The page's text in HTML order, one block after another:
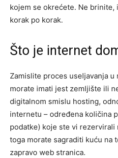
kojem se okrećete. Ne brinite,
korak po korak.
Što je internet
Zamislite proces useljavanja u
morate imati jest zemljište ili
digitalnom smislu hosting,
internetu – određena količina
podatke) koje ste vi rezervirali
toga morate sagraditi kuću na
zapravo web stranica.